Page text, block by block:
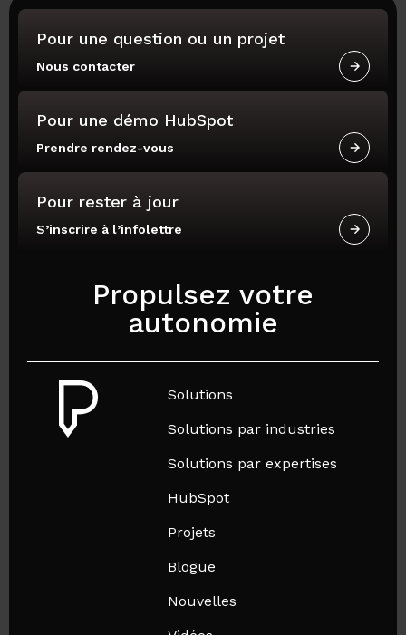
Pour une question ou un projet
Nous contacter
Pour une démo HubSpot
Prendre rendez-vous
Pour rester à jour
S’inscrire à l’infolettre
Propulsez votre
autonomie
Solutions
Solutions par industries
Solutions par expertises
HubSpot
Projets
Blogue
Nouvelles